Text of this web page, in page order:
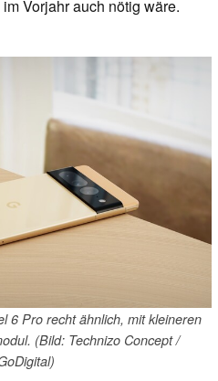
Vorjahr auch nötig wäre.
6 Pro recht ähnlich, mit kleineren
(Bild: Technizo Concept /